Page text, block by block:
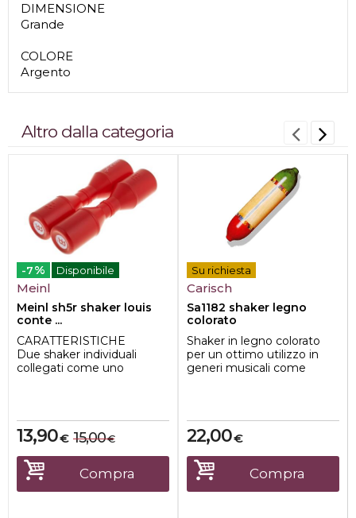
DIMENSIONE
Grande
COLORE
Argento
Altro dalla categoria
-7% Disponibile
Meinl
Meinl sh5r shaker louis
conte ...
CARATTERISTICHE
Due shaker individuali
collegati come uno
DIM...
€
13,90 €
15,00
Compra
Su richiesta
Carisch
Sa1182 shaker legno
colorato
Shaker in legno colorato
per un ottimo utilizzo in
generi musicali come
€
22,00
Compra